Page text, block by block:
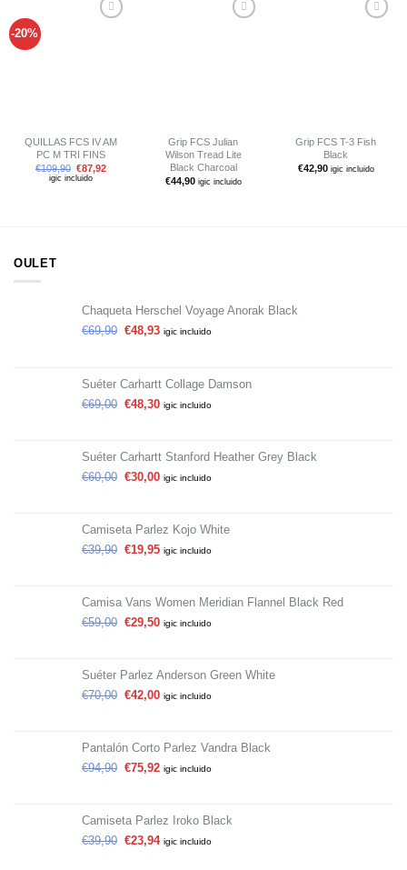
-20%
QUILLAS FCS IV AM
PC M TRI FINS
€109,90 €87,92
igic incluido
Grip FCS Julian
Wilson Tread Lite
Black Charcoal
€44,90 igic incluido
Grip FCS T-3 Fish
Black
€42,90 igic incluido
OULET
Chaqueta Herschel Voyage Anorak Black
€69,90 €48,93 igic incluido
Suéter Carhartt Collage Damson
€69,00 €48,30 igic incluido
Suéter Carhartt Stanford Heather Grey Black
€60,00 €30,00 igic incluido
Camiseta Parlez Kojo White
€39,90 €19,95 igic incluido
Camisa Vans Women Meridian Flannel Black Red
€59,00 €29,50 igic incluido
Suéter Parlez Anderson Green White
€70,00 €42,00 igic incluido
Pantalón Corto Parlez Vandra Black
€94,90 €75,92 igic incluido
Camiseta Parlez Iroko Black
€39,90 €23,94 igic incluido